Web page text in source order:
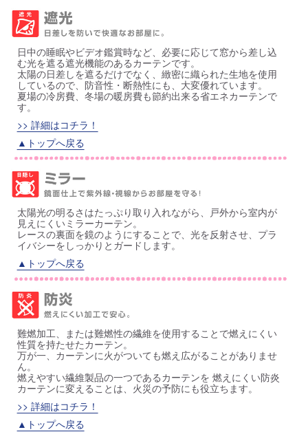
日中の睡眠やビデオ鑑賞時など、必要に応じて窓から差し込
む光を遮る遮光機能のあるカーテンです。
太陽の日差しを遮るだけでなく、緻密に織られた生地を使用
しているので、防音性・断熱性にも、大変優れています。
夏場の冷房費、冬場の暖房費も節約出来る省エネカーテンで
す。
>> 詳細はコチラ！
▲トップへ戻る
太陽光の明るさはたっぷり取り入れながら、戸外から室内が
見えにくいミラーカーテン。
レースの裏面を鏡のようにすることで、光を反射させ、プラ
イバシーをしっかりとガードします。
▲トップへ戻る
難燃加工、または難燃性の繊維を使用することで燃えにくい
性質を持たせたカーテン。
万が一、カーテンに火がついても燃え広がることがありませ
ん。
燃えやすい繊維製品の一つであるカーテンを 燃えにくい防炎
カーテンに変えることは、火災の予防にも役立ちます。
>> 詳細はコチラ！
▲トップへ戻る